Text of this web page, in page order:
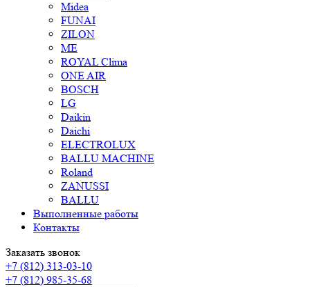
Midea
FUNAI
ZILON
ME
ROYAL Clima
ONE AIR
BOSCH
LG
Daikin
Daichi
ELECTROLUX
BALLU MACHINE
Roland
ZANUSSI
BALLU
Выполненные работы
Контакты
Заказать звонок
+7 (812) 313-03-10
+7 (812) 985-35-68